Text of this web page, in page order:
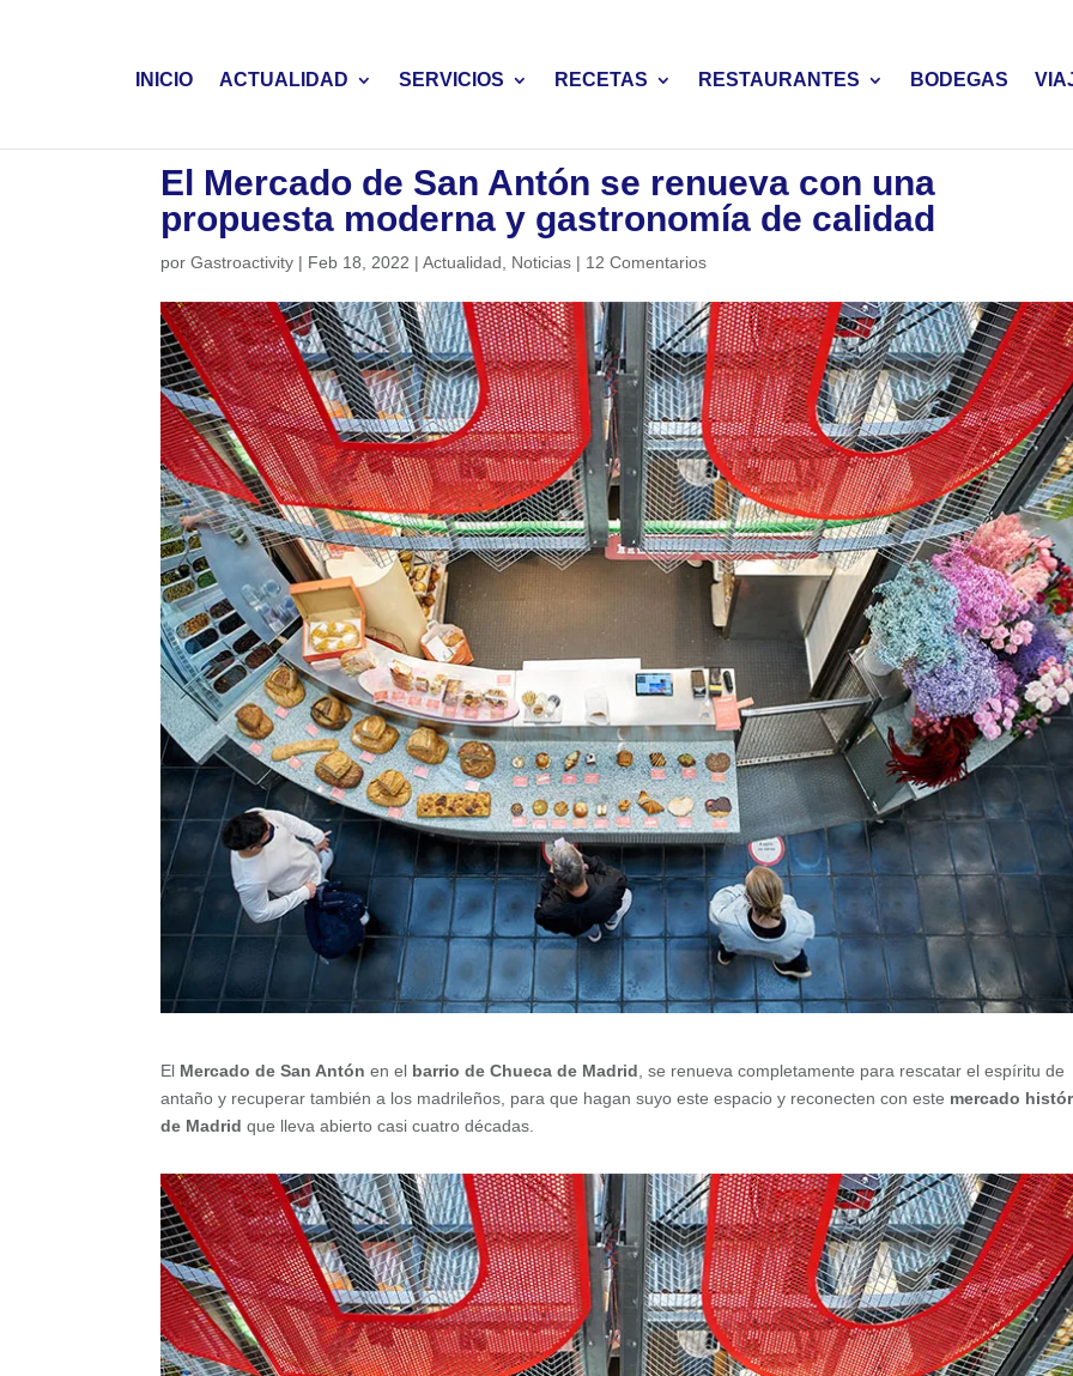
INICIO ACTUALIDAD SERVICIOS RECETAS RESTAURANTES BODEGAS
El Mercado de San Antón se renueva con una
propuesta moderna y gastronomía de calidad
porGastroactivity | Feb 18, 2022 |Actualidad Noticias | 12 Comentarios
El Mercado de San Antón en el barrio de Chueca de Madrid , se renueva completamente para rescatar el espíritu de
antaño y recuperar también a los madrileños, para que hagan suyo este espacio y reconecten con este mercado
de Madrid que lleva abierto casi cuatro décadas.